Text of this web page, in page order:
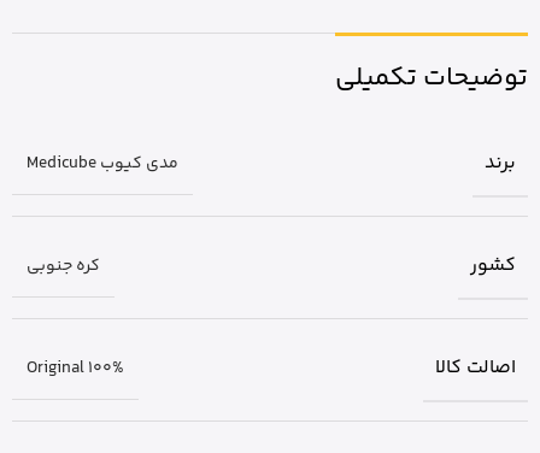
توضیحات تکمیلی
برند مدی کیوب Medicube
کشور کره جنوبی
اصالت کالا Original 100%